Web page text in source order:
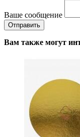
Ваше сообщение
Вам также могут